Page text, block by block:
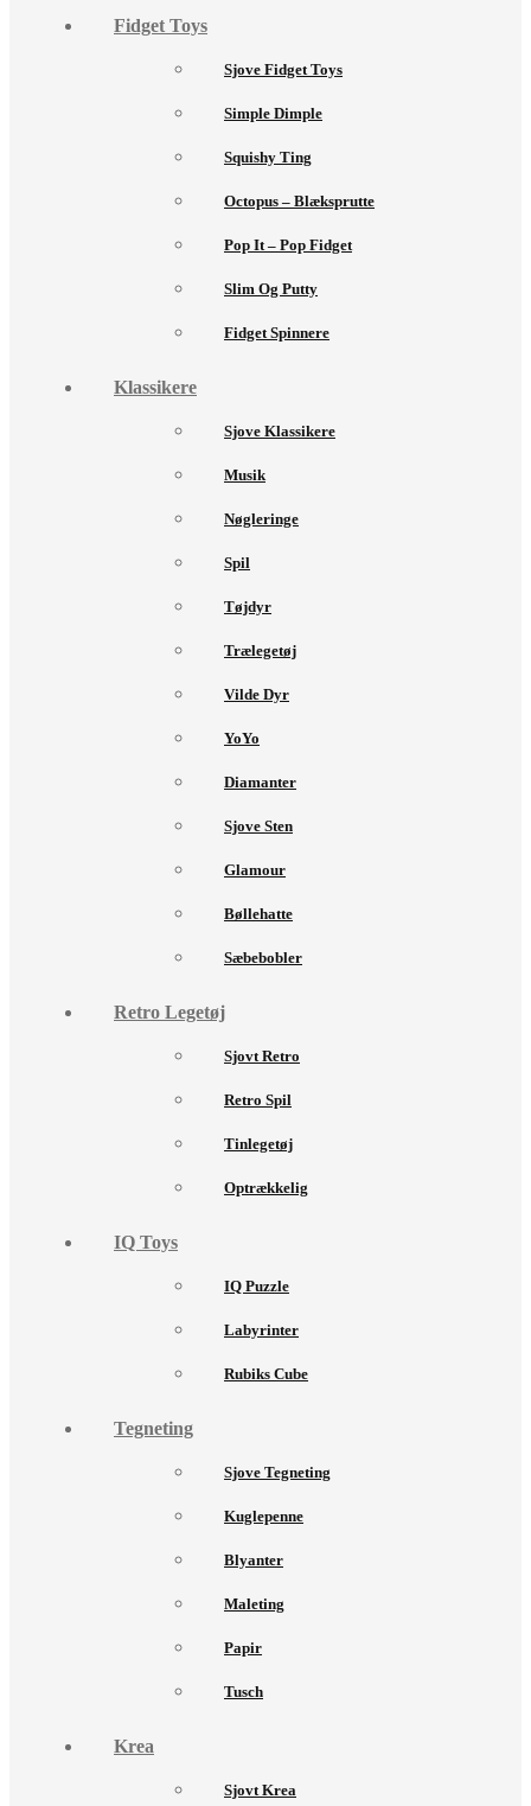
Fidget Toys
Sjove Fidget Toys
Simple Dimple
Squishy Ting
Octopus – Blæksprutte
Pop It – Pop Fidget
Slim Og Putty
Fidget Spinnere
Klassikere
Sjove Klassikere
Musik
Nøgleringe
Spil
Tøjdyr
Trælegetøj
Vilde Dyr
YoYo
Diamanter
Sjove Sten
Glamour
Bøllehatte
Sæbebobler
Retro Legetøj
Sjovt Retro
Retro Spil
Tinlegetøj
Optrækkelig
IQ Toys
IQ Puzzle
Labyrinter
Rubiks Cube
Tegneting
Sjove Tegneting
Kuglepenne
Blyanter
Maleting
Papir
Tusch
Krea
Sjovt Krea